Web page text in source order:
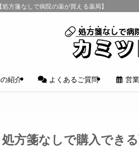
方箋なしで病院の薬が買える薬局】
紹介 よくあるご質問 営
処方箋なしで購入でき